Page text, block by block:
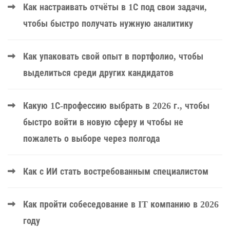
Как настраивать отчёты в 1С под свои задачи,
чтобы быстро получать нужную аналитику
Как упаковать свой опыт в портфолио, чтобы
выделиться среди других кандидатов
Какую 1С-профессию выбрать в 2026 г., чтобы
быстро войти в новую сферу и чтобы не
пожалеть о выборе через полгода
Как с ИИ стать востребованным специалистом
Как пройти собеседование в IT компанию в 2026
году